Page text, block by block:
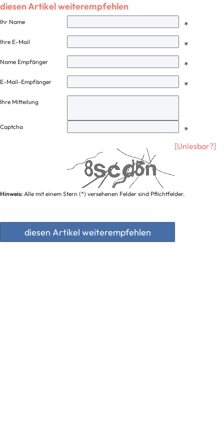
diesen Artikel weiterempfehlen
Ihr Name *
Ihre E-Mail *
Name Empfänger *
E-Mail-Empfänger *
Ihre Mitteilung
Captcha *
[Unlesbar?]
Hinweis: Alle mit einem Stern (*) versehenen Felder sind Pflichtfelder.
diesen Artikel weiterempfehlen